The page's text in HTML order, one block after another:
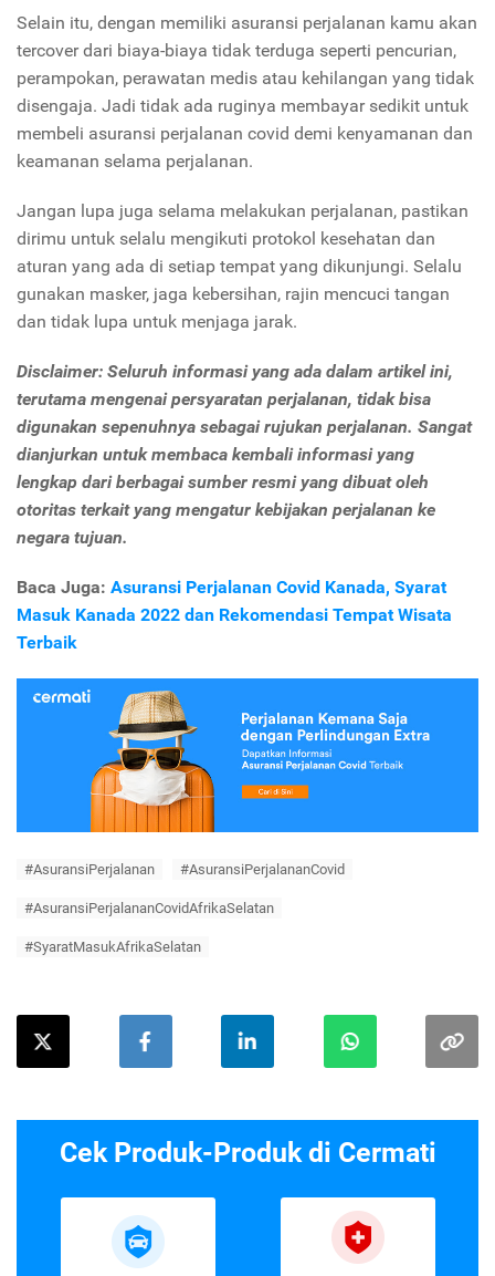
Selain itu, dengan memiliki asuransi perjalanan kamu akan
tercover dari biaya-biaya tidak terduga seperti pencurian,
perampokan, perawatan medis atau kehilangan yang tidak
disengaja. Jadi tidak ada ruginya membayar sedikit untuk
membeli asuransi perjalanan covid demi kenyamanan dan
keamanan selama perjalanan.
Jangan lupa juga selama melakukan perjalanan, pastikan
dirimu untuk selalu mengikuti protokol kesehatan dan
aturan yang ada di setiap tempat yang dikunjungi. Selalu
gunakan masker, jaga kebersihan, rajin mencuci tangan
dan tidak lupa untuk menjaga jarak.
Disclaimer: Seluruh informasi yang ada dalam artikel ini,
terutama mengenai persyaratan perjalanan, tidak bisa
digunakan sepenuhnya sebagai rujukan perjalanan. Sangat
dianjurkan untuk membaca kembali informasi yang
lengkap dari berbagai sumber resmi yang dibuat oleh
otoritas terkait yang mengatur kebijakan perjalanan ke
negara tujuan.
Baca Juga: Asuransi Perjalanan Covid Kanada, Syarat
Masuk Kanada 2022 dan Rekomendasi Tempat Wisata
Terbaik
#AsuransiPerjalanan #AsuransiPerjalananCovid
#AsuransiPerjalananCovidAfrikaSelatan
#SyaratMasukAfrikaSelatan
Cek Produk-Produk di Cermati